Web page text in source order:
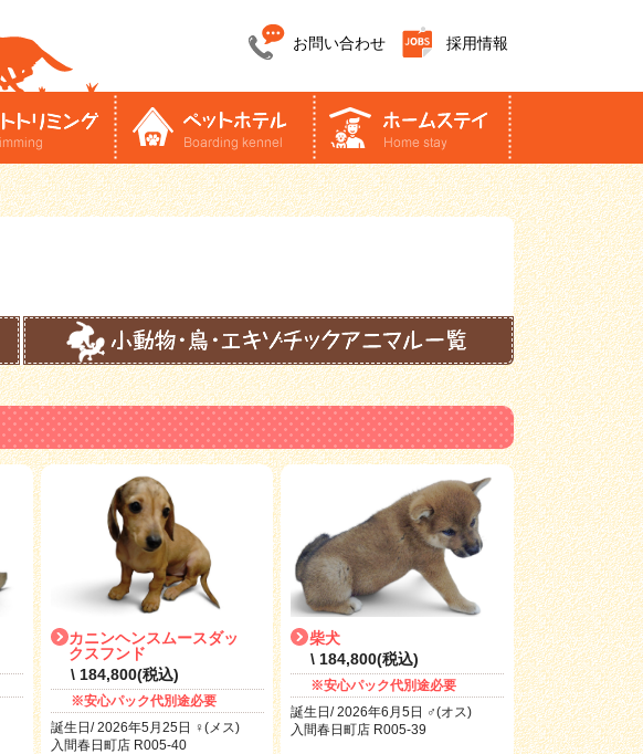
お問い合わせ 採用情報
カニンヘンスムースダッ
クスフンド
\ 184,800(税込)
※安心パック代別途必要
誕生日/ 2026年5月25日 ♀(メス)
入間春日町店 R005-40
柴犬
\ 184,800(税込)
※安心パック代別途必要
誕生日/ 2026年6月5日 ♂(オス)
入間春日町店 R005-39